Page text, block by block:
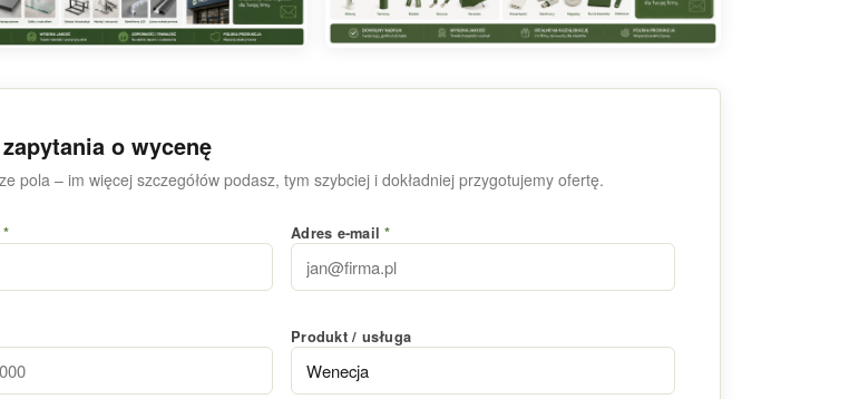
o wycenę
pola – im więcej szczegółów podasz, tym szybciej i dokładniej przygotujemy ofertę.
* Adres e-mail*
Produkt / usługa